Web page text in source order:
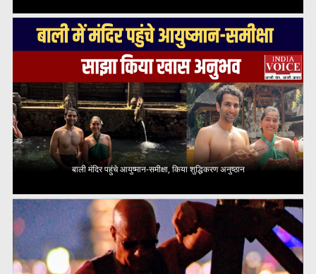
बाली मंदिर पहुंचे आयुष्मान-समीक्षा, किया शुद्धिकरण अनुष्ठान